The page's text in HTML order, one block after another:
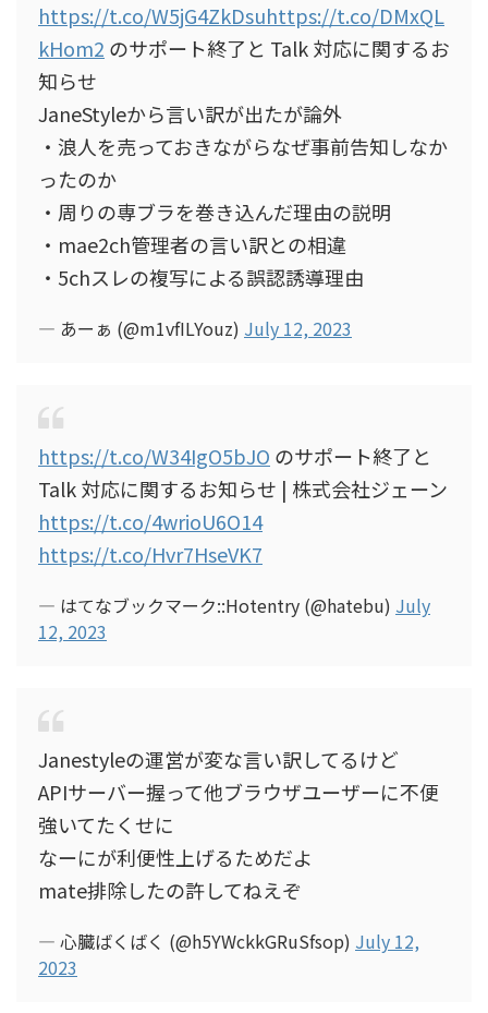
https://t.co/W5jG4ZkDsuhttps://t.co/DMxQL
kHom2 のサポート終了と Talk 対応に関するお
知らせ
JaneStyleから言い訳が出たが論外
・浪人を売っておきながらなぜ事前告知しなか
ったのか
・周りの専ブラを巻き込んだ理由の説明
・mae2ch管理者の言い訳との相違
・5chスレの複写による誤認誘導理由
— あーぁ (@m1vfILYouz) July 12, 2023
https://t.co/W34IgO5bJO のサポート終了と
Talk 対応に関するお知らせ | 株式会社ジェーン
https://t.co/4wrioU6O14
https://t.co/Hvr7HseVK7
— はてなブックマーク::Hotentry (@hatebu) July
12, 2023
Janestyleの運営が変な言い訳してるけど
APIサーバー握って他ブラウザユーザーに不便
強いてたくせに
なーにが利便性上げるためだよ
mate排除したの許してねえぞ
— 心臓ばくばく (@h5YWckkGRuSfsop) July 12,
2023